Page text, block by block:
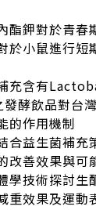
酯鉀對於青春
於小鼠進行短
充含有
酵飲品對台
的作用機制
合益生菌補充
改善效果與可
學技術探討生
重效果及運動